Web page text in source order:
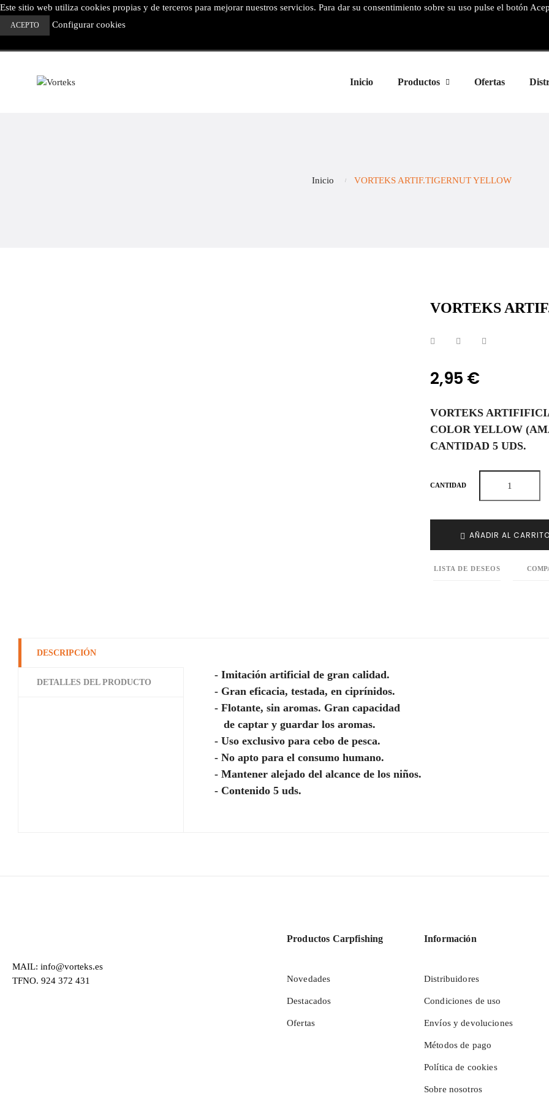
Este sitio web utiliza cookies propias y de terceros para mejorar nuestros servicios. Para dar su consentimiento sobre su uso pulse el botón
ACEPTO Configurar cookies
Inicio Productos Ofertas
Inicio VORTEKS ARTIF.TIGERNUT YELLOW
VORTEKS
2,95 €
VORTEKS
COLOR YELLOW
CANTIDAD 5 UDS.
CANTIDAD
AÑADIR AL
LISTA DE DESEOS
DESCRIPCIÓN
DETALLES DEL PRODUCTO
- Imitación artificial de gran calidad.
- Gran eficacia, testada, en ciprínidos.
- Flotante, sin aromas. Gran capacidad
de captar y guardar los aromas.
- Uso exclusivo para cebo de pesca.
- No apto para el consumo humano.
- Mantener alejado del alcance de los niños.
- Contenido 5 uds.
MAIL: info@vorteks.es
TFNO. 924 372 431
Productos Carpfishing
Novedades
Destacados
Ofertas
Información
Distribuidores
Condiciones de uso
Envíos y devoluciones
Métodos de pago
Política de cookies
Sobre nosotros